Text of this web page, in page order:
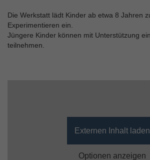
Die Werkstatt lädt Kinder ab etwa 8 Jahren
Experimentieren ein.
Jüngere Kinder können mit Unterstützung
teilnehmen.
Externen Inhalt laden
Optionen anzeigen